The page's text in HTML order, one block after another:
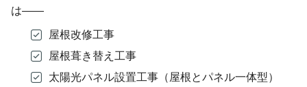
は——
屋根改修工事
屋根葺き替え工事
太陽光パネル設置工事（屋根とパネル一体型）